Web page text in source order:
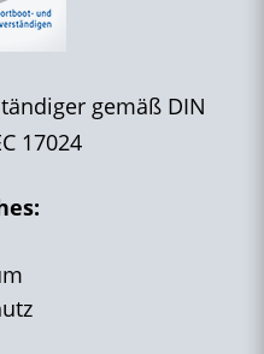
gemäß DIN
17024